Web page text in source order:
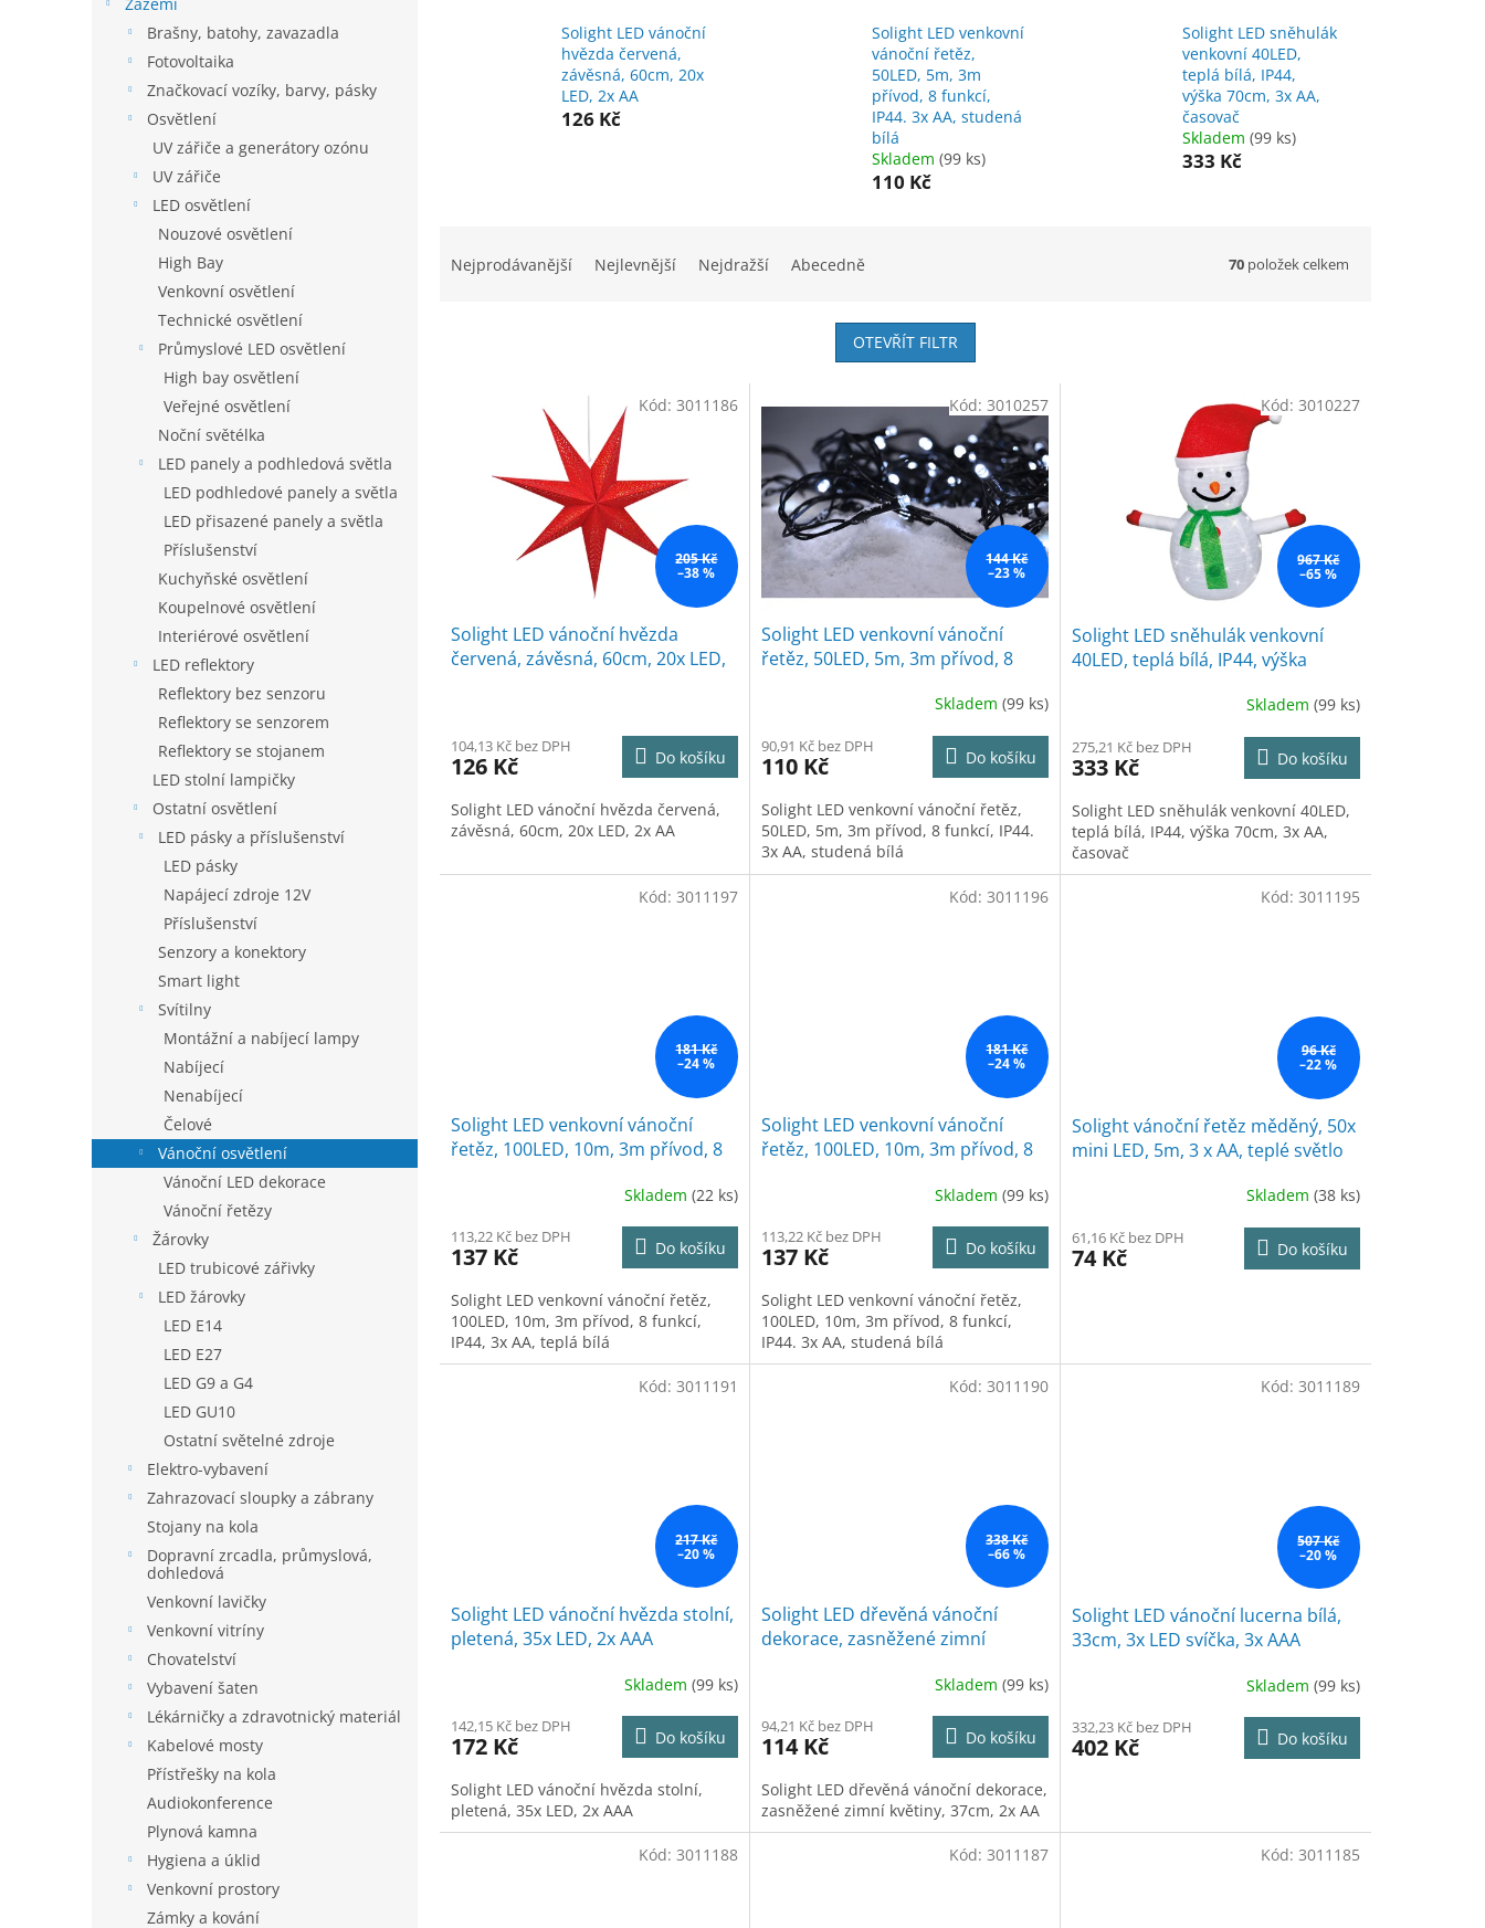
Brašny, batohy, zavazadla
Fotovoltaika
Značkovací vozíky, barvy, pásky
Osvětlení
UV zářiče a generátory ozónu
UV zářiče
LED osvětlení
Nouzové osvětlení
High Bay
Venkovní osvětlení
Technické osvětlení
Průmyslové LED osvětlení
High bay osvětlení
Veřejné osvětlení
Noční světélka
LED panely a podhledová světla
LED podhledové panely a světla
LED přisazené panely a světla
Příslušenství
Kuchyňské osvětlení
Koupelnové osvětlení
Interiérové osvětlení
LED reflektory
Reflektory bez senzoru
Reflektory se senzorem
Reflektory se stojanem
LED stolní lampičky
Ostatní osvětlení
LED pásky a příslušenství
LED pásky
Napájecí zdroje 12V
Příslušenství
Senzory a konektory
Smart light
Svítilny
Montážní a nabíjecí lampy
Nabíjecí
Nenabíjecí
Čelové
Vánoční osvětlení
Vánoční LED dekorace
Vánoční řetězy
Žárovky
LED trubicové zářivky
LED žárovky
LED E14
LED E27
LED G9 a G4
LED GU10
Ostatní světelné zdroje
Elektro-vybavení
Zahrazovací sloupky a zábrany
Stojany na kola
Dopravní zrcadla, průmyslová,
dohledová
Venkovní lavičky
Venkovní vitríny
Chovatelství
Vybavení šaten
Lékárničky a zdravotnický materiál
Kabelové mosty
Přístřešky na kola
Audiokonference
Plynová kamna
Hygiena a úklid
Venkovní prostory
Zámky a kování
Solight LED vánoční
hvězda červená,
závěsná, 60cm, 20x
LED, 2x AA
126 Kč
Solight LED venkovní
vánoční řetěz,
50LED, 5m, 3m
přívod, 8 funkcí,
IP44. 3x AA, studená
bílá
Skladem (99 ks)
110 Kč
Solight LED sněhulák
venkovní 40LED,
teplá bílá, IP44,
výška 70cm, 3x AA,
časovač
Skladem (99 ks)
333 Kč
Nejprodávanější Nejlevnější Nejdražší Abecedně 70 položek celkem
OTEVŘÍT FILTR
205 Kč
–38 %
Solight LED vánoční hvězda
červená, závěsná, 60cm, 20x LED,
104,13 Kč bez DPH
126 Kč Do košíku
Solight LED vánoční hvězda červená,
závěsná, 60cm, 20x LED, 2x AA
Kód: 3011186
144 Kč
–23 %
Solight LED venkovní vánoční
řetěz, 50LED, 5m, 3m přívod, 8
Skladem (99 ks)
90,91 Kč bez DPH
110 Kč Do košíku
Solight LED venkovní vánoční řetěz,
50LED, 5m, 3m přívod, 8 funkcí, IP44.
3x AA, studená bílá
Kód: 3010257
967 Kč
–65 %
Solight LED sněhulák venkovní
40LED, teplá bílá, IP44, výška
Skladem (99 ks)
275,21 Kč bez DPH
333 Kč Do košíku
Solight LED sněhulák venkovní 40LED,
teplá bílá, IP44, výška 70cm, 3x AA,
časovač
Kód: 3010227
181 Kč
–24 %
Solight LED venkovní vánoční
řetěz, 100LED, 10m, 3m přívod, 8
Skladem (22 ks)
113,22 Kč bez DPH
137 Kč Do košíku
Solight LED venkovní vánoční řetěz,
100LED, 10m, 3m přívod, 8 funkcí,
IP44, 3x AA, teplá bílá
Kód: 3011197
181 Kč
–24 %
Solight LED venkovní vánoční
řetěz, 100LED, 10m, 3m přívod, 8
Skladem (99 ks)
113,22 Kč bez DPH
137 Kč Do košíku
Solight LED venkovní vánoční řetěz,
100LED, 10m, 3m přívod, 8 funkcí,
IP44. 3x AA, studená bílá
Kód: 3011196
96 Kč
–22 %
Solight vánoční řetěz měděný, 50x
mini LED, 5m, 3 x AA, teplé světlo
Skladem (38 ks)
61,16 Kč bez DPH
74 Kč Do košíku
Kód: 3011195
217 Kč
–20 %
Solight LED vánoční hvězda stolní,
pletená, 35x LED, 2x AAA
Skladem (99 ks)
142,15 Kč bez DPH
172 Kč Do košíku
Solight LED vánoční hvězda stolní,
pletená, 35x LED, 2x AAA
Kód: 3011191
338 Kč
–66 %
Solight LED dřevěná vánoční
dekorace, zasněžené zimní
Skladem (99 ks)
94,21 Kč bez DPH
114 Kč Do košíku
Solight LED dřevěná vánoční dekorace,
zasněžené zimní květiny, 37cm, 2x AA
Kód: 3011190
507 Kč
–20 %
Solight LED vánoční lucerna bílá,
33cm, 3x LED svíčka, 3x AAA
Skladem (99 ks)
332,23 Kč bez DPH
402 Kč Do košíku
Kód: 3011189
Kód: 3011188 Kód: 3011187 Kód: 3011185